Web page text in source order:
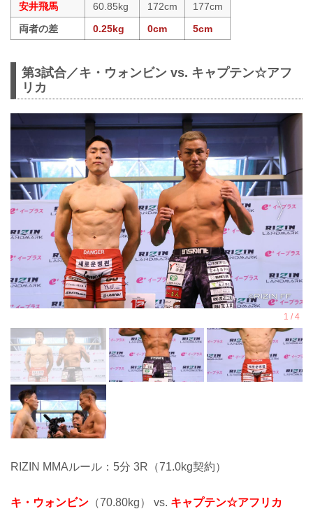
安井飛馬
60.85kg 172cm
177cm
両者の差
0.25kg 0cm 5cm
第3試合／キ・ウォンビン vs. キャプテン☆アフ
リカ
RIZIN MMAルール：5分 3R（71.0kg契約）
キ・ウォンビン （70.80kg） vs. キャプテン☆アフリカ